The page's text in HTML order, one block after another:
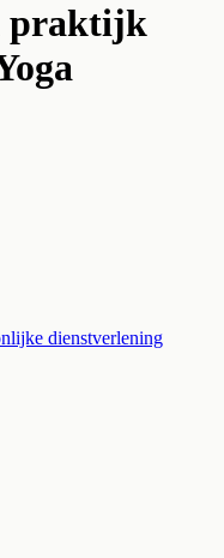
praktijk
dienstverlening